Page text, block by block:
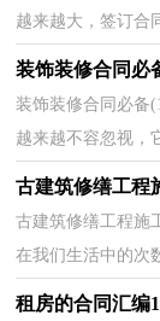
越来越大，签订合
装饰装修合同必
装饰装修合同必备
越来越不容忽视，
古建筑修缮工程
古建筑修缮工程施
在我们生活中的次
和义务。那么合同
租房的合同汇编